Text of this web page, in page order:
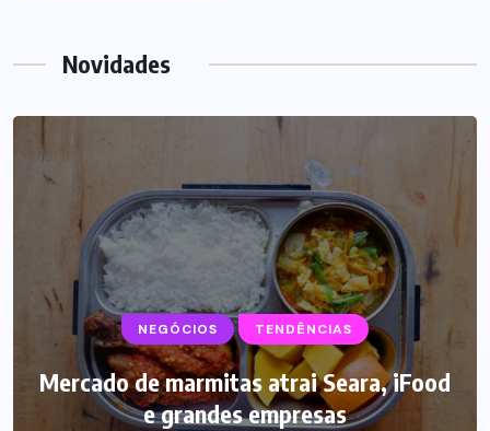
Novidades
NEGÓCIOS TENDÊNCIAS
Mercado de marmitas atrai Seara, iFood
e grandes empresas
SUPLEMENTOS
Caffeine Army lança campanha para o
Dia dos Pais